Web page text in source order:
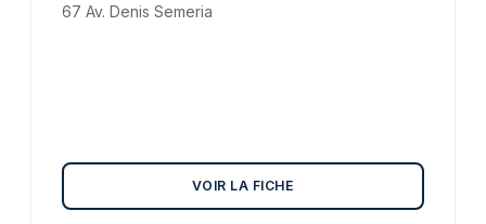
67 Av. Denis Semeria
VOIR LA FICHE